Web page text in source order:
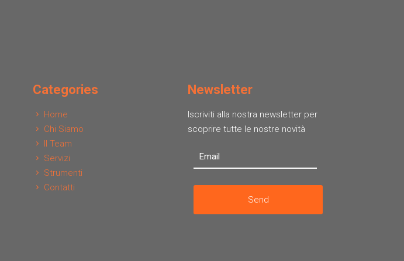
Categories
Home
Chi Siamo
Il Team
Servizi
Strumenti
Contatti
Newsletter
Iscriviti alla nostra newsletter per
scoprire tutte le nostre novità